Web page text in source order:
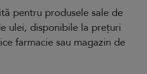
pentru produsele sale de
ulei, disponibile la prețuri
farmacie sau magazin de